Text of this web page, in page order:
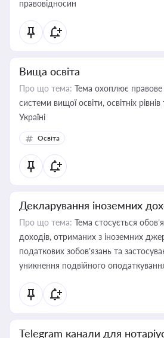
правовідносин
Вища освіта
Про що тема: Тема охоплює правове
системи вищої освіти, освітніх рівнів
Україні
Освіта
Декларування іноземних
Про що тема: Тема стосується
доходів, отриманих з іноземних
податкових зобов’язань та
уникнення подвійного
Telegram канали для